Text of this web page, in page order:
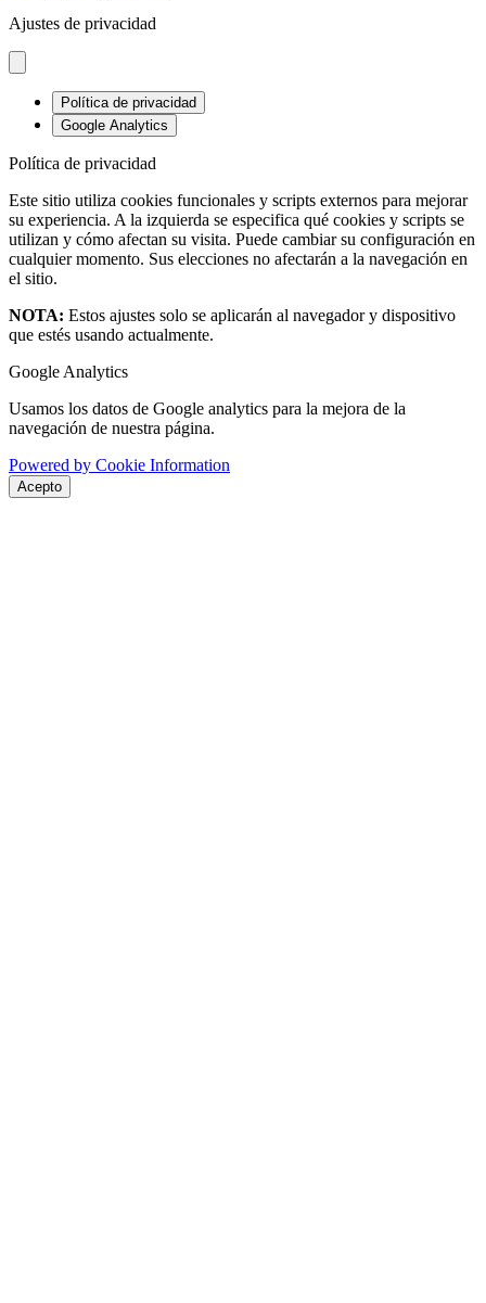
Ajustes de privacidad
Política de privacidad
Google Analytics
Política de privacidad
Este sitio utiliza cookies funcionales y scripts externos para mejorar
su experiencia. A la izquierda se especifica qué cookies y scripts se
utilizan y cómo afectan su visita. Puede cambiar su configuración en
cualquier momento. Sus elecciones no afectarán a la navegación en
el sitio.
NOTA: Estos ajustes solo se aplicarán al navegador y dispositivo
que estés usando actualmente.
Google Analytics
Usamos los datos de Google analytics para la mejora de la
navegación de nuestra página.
Powered by Cookie Information
Acepto